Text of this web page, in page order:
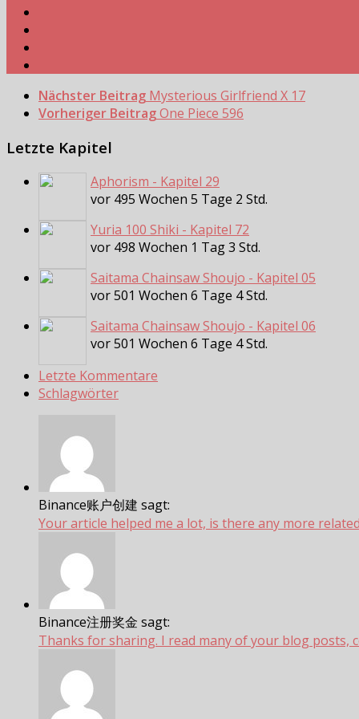
Nächster Beitrag Mysterious Girlfriend X 17
Vorheriger BeitragOne Piece 596
Letzte Kapitel
Aphorism - Kapitel 29
vor 495 Wochen 5 Tage 2 Std.
Yuria 100 Shiki - Kapitel 72
vor 498 Wochen 1 Tag 3 Std.
Saitama Chainsaw Shoujo - Kapitel 05
vor 501 Wochen 6 Tage 4 Std.
Saitama Chainsaw Shoujo - Kapitel 06
vor 501 Wochen 6 Tage 4 Std.
Letzte Kommentare
Schlagwörter
Binance账户创建 sagt:
Your article helped me a lot, is there any more
Binance注册奖金 sagt:
Thanks for sharing. I read many of your blog posts,